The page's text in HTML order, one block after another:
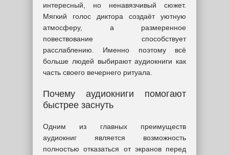
интересный, но ненавязчивый сюжет.
Мягкий голос диктора создаёт уютную
атмосферу, а размеренное
повествование способствует
расслаблению. Именно поэтому всё
больше людей выбирают аудиокниги как
часть своего вечернего ритуала.
Почему аудиокниги помогают
быстрее заснуть
Одним из главных преимуществ
аудиокниг является возможность
полностью отказаться от экранов перед